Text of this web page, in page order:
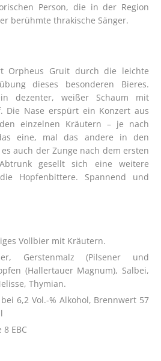
Person, die in der Region
berühmte thrakische Sänger.
Orpheus Gruit durch die leichte
dieses besonderen Bieres.
dezenter, weißer Schaum mit
Die Nase erspürt ein Konzert aus
einzelnen Kräutern – je nach
eine, mal das andere in den
auch der Zunge nach dem ersten
gesellt sich eine weitere
Hopfenbittere. Spannend und
Vollbier mit Kräutern.
Gerstenmalz (Pilsener und
(Hallertauer Magnum), Salbei,
Thymian.
6,2 Vol.-% Alkohol, Brennwert 57
EBC